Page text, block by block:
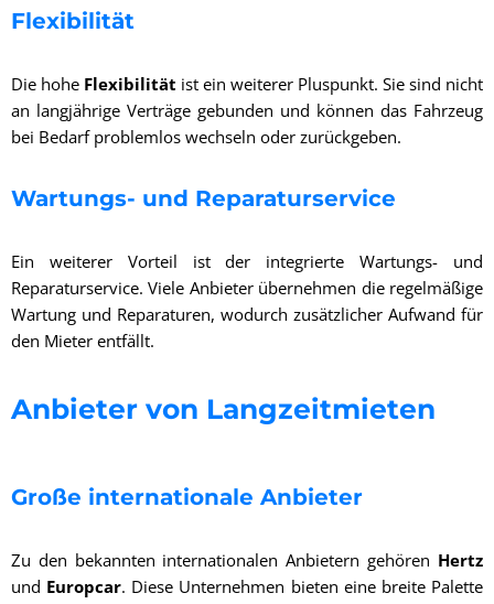
Flexibilität
Die hohe Flexibilität ist ein weiterer Pluspunkt. Sie sind nicht
an langjährige Verträge gebunden und können das Fahrzeug
bei Bedarf problemlos wechseln oder zurückgeben.
Wartungs- und Reparaturservice
Ein weiterer Vorteil ist der integrierte Wartungs- und
Reparaturservice. Viele Anbieter übernehmen die regelmäßige
Wartung und Reparaturen, wodurch zusätzlicher Aufwand für
den Mieter entfällt.
Anbieter von Langzeitmieten
Große internationale Anbieter
Zu den bekannten internationalen Anbietern gehören Hertz
und Europcar. Diese Unternehmen bieten eine breite Palette